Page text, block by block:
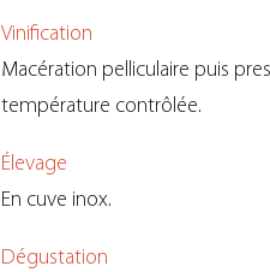
Vinification
Macération pelliculaire puis
température contrôlée.
Élevage
En cuve inox.
Dégustation